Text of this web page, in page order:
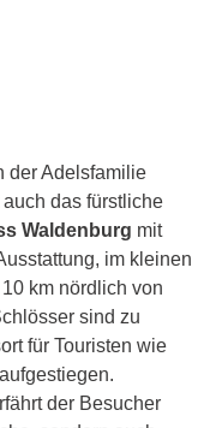
der Adelsfamilie
das fürstliche
Waldenburg mit
im kleinen
km nördlich von
sind zu
für Touristen wie
der Besucher